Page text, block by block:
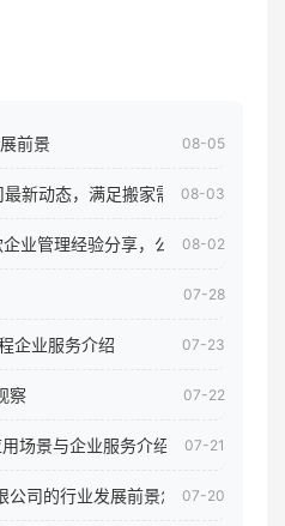
前景 08-05
新动态，满足搬家需求！08-03
业管理经验分享，公司员工电脑核
08-02
07-28
企业服务介绍 07-23
察 07-22
场景与企业服务介绍 07-21
公司的行业发展前景怎样07-20